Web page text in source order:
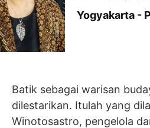
LINKS
Yogyakarta -
Batik sebagai warisan
dilestarikan. Itulah yang
Winotosastro, pengelola